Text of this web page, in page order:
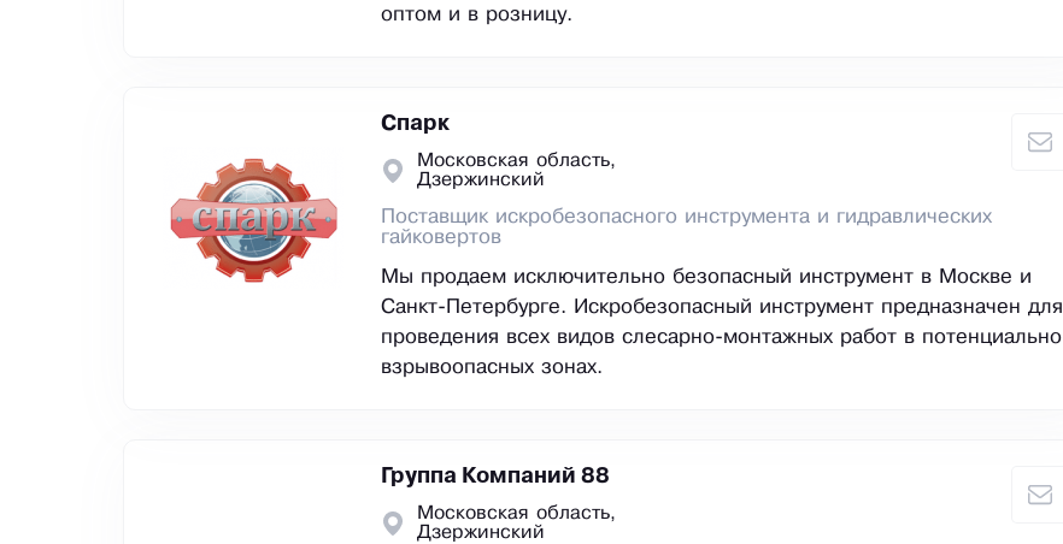
оптом и в розницу.
Спарк
Московская область,
Дзержинский
Поставщик искробезопасного инструмента и гидравлических
гайковертов
Мы продаем исключительно безопасный инструмент в Москве и
Санкт-Петербурге. Искробезопасный инструмент предназначен для
проведения всех видов слесарно-монтажных работ в потенциально
взрывоопасных зонах.
Группа Компаний 88
Московская область,
Дзержинский